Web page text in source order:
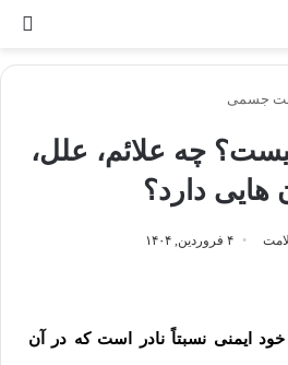
جسمی
چه علائم، علل،
دارد؟
۴ فروردین, ۱۴۰۴
ایمنی نسبتاً نادر است که در آن